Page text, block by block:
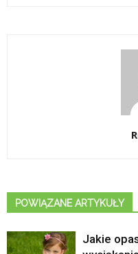
POWIĄZANE ARTYKUŁY
Jakie